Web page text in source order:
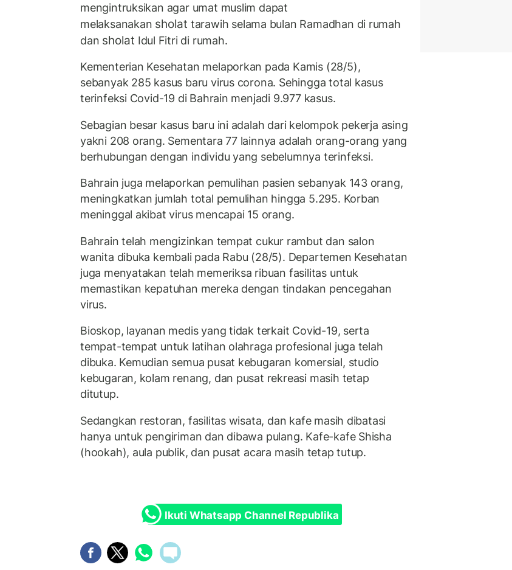
mengintruksikan agar umat muslim dapat
melaksanakan sholat tarawih selama bulan Ramadhan di rumah
dan sholat Idul Fitri di rumah.
Kementerian Kesehatan melaporkan pada Kamis (28/5),
sebanyak 285 kasus baru virus corona. Sehingga total kasus
terinfeksi Covid-19 di Bahrain menjadi 9.977 kasus.
Sebagian besar kasus baru ini adalah dari kelompok pekerja asing
yakni 208 orang. Sementara 77 lainnya adalah orang-orang yang
berhubungan dengan individu yang sebelumnya terinfeksi.
Bahrain juga melaporkan pemulihan pasien sebanyak 143 orang,
meningkatkan jumlah total pemulihan hingga 5.295. Korban
meninggal akibat virus mencapai 15 orang.
Bahrain telah mengizinkan tempat cukur rambut dan salon
wanita dibuka kembali pada Rabu (28/5). Departemen Kesehatan
juga menyatakan telah memeriksa ribuan fasilitas untuk
memastikan kepatuhan mereka dengan tindakan pencegahan
virus.
Bioskop, layanan medis yang tidak terkait Covid-19, serta
tempat-tempat untuk latihan olahraga profesional juga telah
dibuka. Kemudian semua pusat kebugaran komersial, studio
kebugaran, kolam renang, dan pusat rekreasi masih tetap
ditutup.
Sedangkan restoran, fasilitas wisata, dan kafe masih dibatasi
hanya untuk pengiriman dan dibawa pulang. Kafe-kafe Shisha
(hookah), aula publik, dan pusat acara masih tetap tutup.
Ikuti Whatsapp Channel Republika